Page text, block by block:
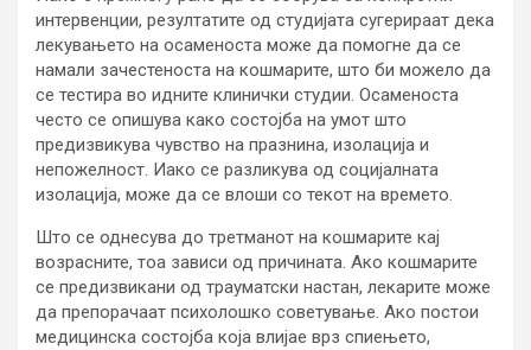
интервенции, резултатите од студијата сугерираат дека
лекувањето на осаменоста може да помогне да се
намали зачестеноста на кошмарите, што би можело да
се тестира во идните клинички студии. Осаменоста
често се опишува како состојба на умот што
предизвикува чувство на празнина, изолација и
непожелност. Иако се разликува од социјалната
изолација, може да се влоши со текот на времето.
Што се однесува до третманот на кошмарите кај
возрасните, тоа зависи од причината. Ако кошмарите
се предизвикани од трауматски настан, лекарите може
да препорачаат психолошко советување. Ако постои
медицинска состојба која влијае врз спиењето,